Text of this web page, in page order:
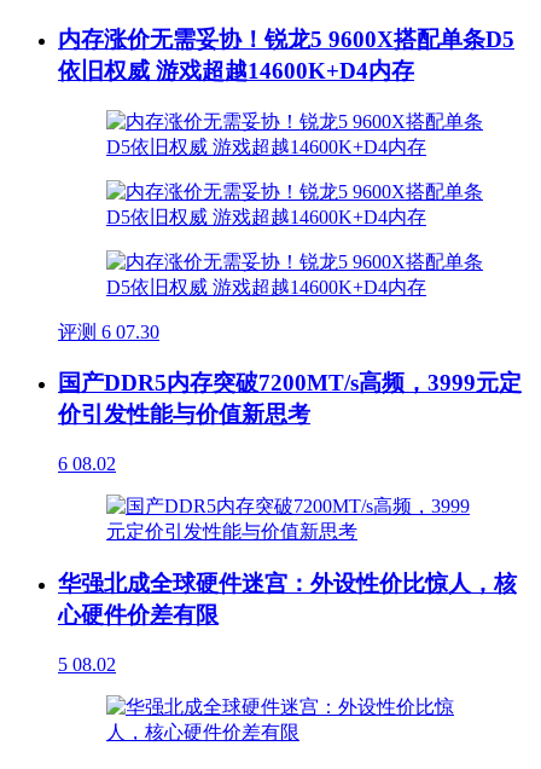
内存涨价无需妥协！锐龙5 9600X搭配单条D5
依旧权威 游戏超越14600K+D4内存
评测 6 07.30
国产DDR5内存突破7200MT/s高频，3999元定
价引发性能与价值新思考
6 08.02
华强北成全球硬件迷宫：外设性价比惊人，核
心硬件价差有限
5 08.02